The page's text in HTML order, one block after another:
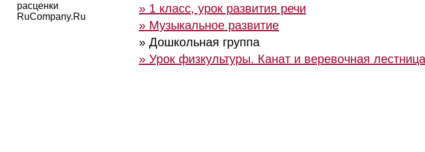
расценки
RuCompany.Ru
» 1 класс, урок развития речи
» Музыкальное развитие
» Дошкольная группа
» Урок физкультуры. Канат и веревочная лестница